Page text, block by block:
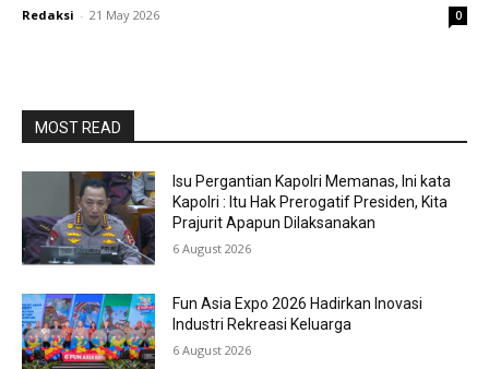
Redaksi - 21 May 2026 0
MOST READ
Isu Pergantian Kapolri Memanas, Ini kata
Kapolri : Itu Hak Prerogatif Presiden, Kita
Prajurit Apapun Dilaksanakan
6 August 2026
Fun Asia Expo 2026 Hadirkan Inovasi
Industri Rekreasi Keluarga
6 August 2026